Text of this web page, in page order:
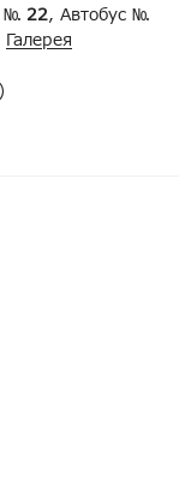
№ 22, Автобус №
Галерея